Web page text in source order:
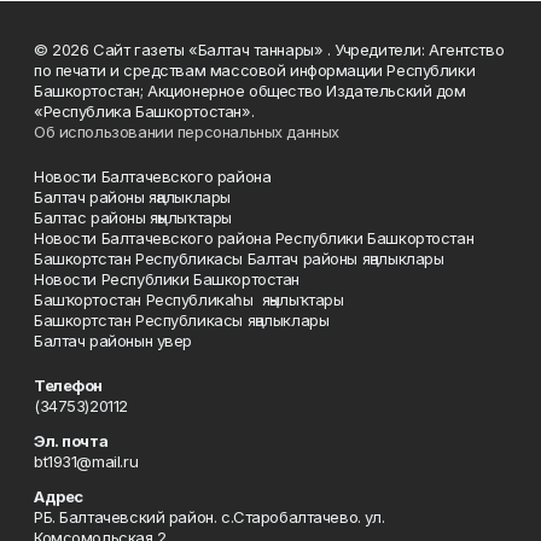
© 2026 Сайт газеты «Балтач таннары» . Учредители: Агентство
по печати и средствам массовой информации Республики
Башкортостан; Акционерное общество Издательский дом
«Республика Башкортостан».
Об использовании персональных данных
Новости Балтачевского района
Балтач районы яңалыклары
Балтас районы яңылыҡтары
Новости Балтачевского района Республики Башкортостан
Башкортстан Республикасы Балтач районы яңалыклары
Новости Республики Башкортостан
Башҡортостан Республикаһы яңылыҡтары
Башкортстан Республикасы яңалыклары
Балтач районын увер
Телефон
(34753)20112
Эл. почта
bt1931@mail.ru
Адрес
РБ. Балтачевский район. с.Старобалтачево. ул.